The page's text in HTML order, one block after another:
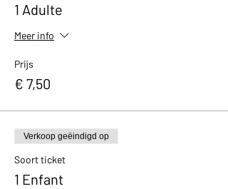
1 Adulte
Meer info
Prijs
€ 7,50
Verkoop geëindigd op
Soort ticket
1 Enfant